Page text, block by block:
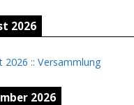
2026
2026 :: Versammlung
2026